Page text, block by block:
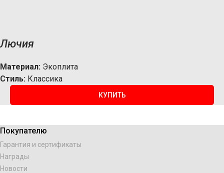
Лючия
Материал: Экоплита
Стиль: Классика
КУПИТЬ
Покупателю
Гарантия и сертификаты
Награды
Новости